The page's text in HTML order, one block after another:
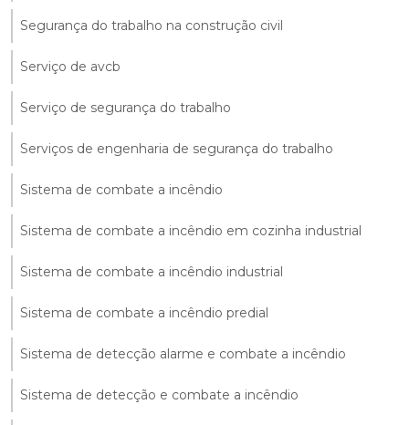
Segurança do trabalho na construção civil
Serviço de avcb
Serviço de segurança do trabalho
Serviços de engenharia de segurança do trabalho
Sistema de combate a incêndio
Sistema de combate a incêndio em cozinha industrial
Sistema de combate a incêndio industrial
Sistema de combate a incêndio predial
Sistema de detecção alarme e combate a incêndio
Sistema de detecção e combate a incêndio